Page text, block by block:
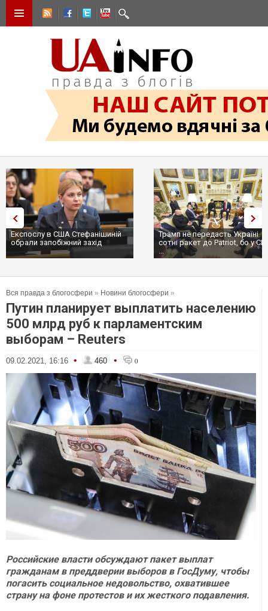
Експослу в США Стефанішиній
обрали запобіжний захід
Трамп не передасть Україні
сотні ракет до Patriot, бо у
...
Вся правда з блогосфери » Новини блогосфери »
Путин планирует выплатить населению
500 млрд руб к парламентским
выборам – Reuters
09.02.2021, 16:16 • 460 • 0
Российские власти обсуждают пакет выплат
гражданам в преддверии выборов в ГосДуму, чтобы
погасить социальное недовольство, охватившее
страну на фоне протестов и их жесткого подавления.